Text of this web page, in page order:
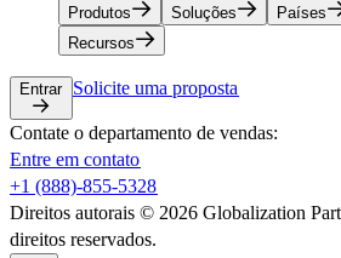
Produtos​​ Soluções​​ Países​​
Recursos​​
Entrar​​ Solicite uma proposta​​
Contate o departamento de vendas:​​
Entre em contato​​
+1 (888)-855-5328​​
Direitos autorais © 2026 Globalization
direitos reservados.​​